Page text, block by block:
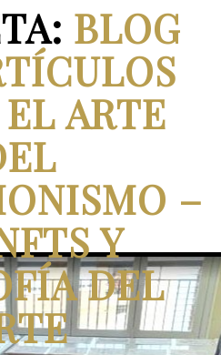
BLOG
ARTE
–
Y
DEL